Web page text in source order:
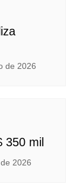
de 2026
350 mil
2026